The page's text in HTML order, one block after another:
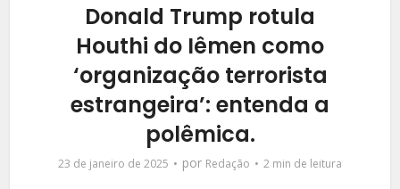
Donald Trump rotula
Houthi do Iêmen como
‘organização terrorista
estrangeira’: entenda a
polêmica.
23 de janeiro de 2025 por Redação 2 min de leitura